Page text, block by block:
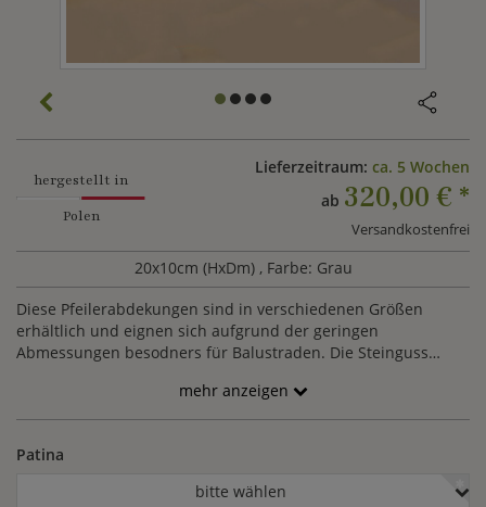
hergestellt in
Polen
Lieferzeitraum: ca. 5 Wochen
ab 320,00 € *
Versandkostenfrei
20x10cm (HxDm) , Farbe: Grau
Diese Pfeilerabdekungen sind in verschiedenen Größen
erhältlich und eignen sich aufgrund der geringen
Abmessungen besodners für Balustraden. Die Steinguss
montiert werden können. Es steht eine breite Farbpalette zur
Auswahl, aus der Sie Ihre Wunschfarbe wählen können.
mehr anzeigen
Patina
bitte wählen